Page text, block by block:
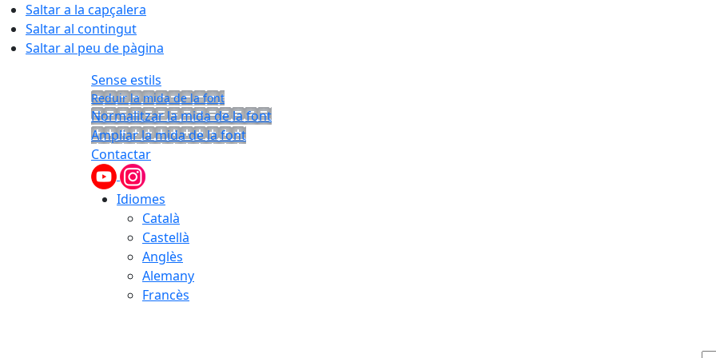
Saltar a la capçalera
Saltar al contingut
Saltar al peu de pàgina
Sense estils
Reduir la mida de la font
Normalitzar la mida de la font
Ampliar la mida de la font
Contactar
Idiomes
Català
Castellà
Anglès
Alemany
Francès